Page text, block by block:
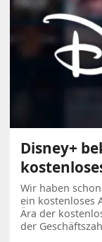
Disney+
Wir haben
ein kostenloses
Ära der
der